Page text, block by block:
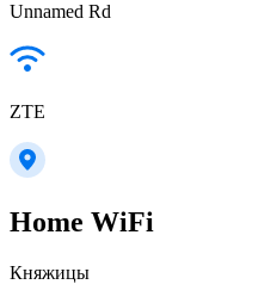
Unnamed Rd
ZTE
Home WiFi
Княжицы